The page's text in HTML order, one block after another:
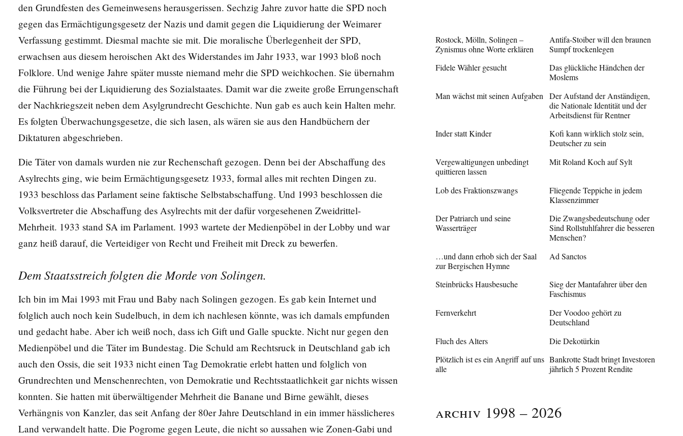
den Grundfesten des Gemeinwesens herausgerissen. Sechzig Jahre zuvor hatte die SPD noch
gegen das Ermächtigungsgesetz der Nazis und damit gegen die Liquidierung der Weimarer
Verfassung gestimmt. Diesmal machte sie mit. Die moralische Überlegenheit der SPD,
erwachsen aus diesem heroischen Akt des Widerstandes im Jahr 1933, war 1993 bloß noch
Folklore. Und wenige Jahre später musste niemand mehr die SPD weichkochen. Sie übernahm
die Führung bei der Liquidierung des Sozialstaates. Damit war die zweite große Errungenschaft
der Nachkriegszeit neben dem Asylgrundrecht Geschichte. Nun gab es auch kein Halten mehr.
Es folgten Überwachungsgesetze, die sich lasen, als wären sie aus den Handbüchern der
Diktaturen abgeschrieben.
Die Täter von damals wurden nie zur Rechenschaft gezogen. Denn bei der Abschaffung des
Asylrechts ging, wie beim Ermächtigungsgesetz 1933, formal alles mit rechten Dingen zu.
1933 beschloss das Parlament seine faktische Selbstabschaffung. Und 1993 beschlossen die
Volksvertreter die Abschaffung des Asylrechts mit der dafür vorgesehenen Zweidrittel-
Mehrheit. 1933 stand SA im Parlament. 1993 wartete der Medienpöbel in der Lobby und war
ganz heiß darauf, die Verteidiger von Recht und Freiheit mit Dreck zu bewerfen.
Dem Staatsstreich folgten die Morde von Solingen.
Ich bin im Mai 1993 mit Frau und Baby nach Solingen gezogen. Es gab kein Internet und
folglich auch noch kein Sudelbuch, in dem ich nachlesen könnte, was ich damals empfunden
und gedacht habe. Aber ich weiß noch, dass ich Gift und Galle spuckte. Nicht nur gegen den
Medienpöbel und die Täter im Bundestag. Die Schuld am Rechtsruck in Deutschland gab ich
auch den Ossis, die seit 1933 nicht einen Tag Demokratie erlebt hatten und folglich von
Grundrechten und Menschenrechten, von Demokratie und Rechtsstaatlichkeit gar nichts wissen
konnten. Sie hatten mit überwältigender Mehrheit die Banane und Birne gewählt, dieses
Verhängnis von Kanzler, das seit Anfang der 80er Jahre Deutschland in ein immer hässlicheres
Land verwandelt hatte. Die Pogrome gegen Leute, die nicht so aussahen wie Zonen-Gabi und
Rostock, Mölln, Solingen –
Zynismus ohne Worte erklären
Antifa-Stoiber will den braunen
Sumpf trockenlegen
Fidele Wähler gesucht
Das glückliche Händchen der
Moslems
Man wächst mit seinen Aufgaben
Der Aufstand der Anständigen,
die Nationale Identität und der
Arbeitsdienst für Rentner
Inder statt Kinder
Kofi kann wirklich stolz sein,
Deutscher zu sein
Vergewaltigungen unbedingt
quittieren lassen
Mit Roland Koch auf Sylt
Lob des Fraktionszwangs
Fliegende Teppiche in jedem
Klassenzimmer
Der Patriarch und seine
Wasserträger
Die Zwangsbedeutschung oder
Sind Rollstuhlfahrer die besseren
Menschen?
…und dann erhob sich der Saal
zur Bergischen Hymne
Ad Sanctos
Steinbrücks Hausbesuche
Sieg der Mantafahrer über den
Faschismus
Fernverkehrt
Der Voodoo gehört zu
Deutschland
Fluch des Alters
Die Dekotürkin
Plötzlich ist es ein Angriff auf uns
alle
Bankrotte Stadt bringt Investoren
jährlich 5 Prozent Rendite
Archiv 1998 – 2026